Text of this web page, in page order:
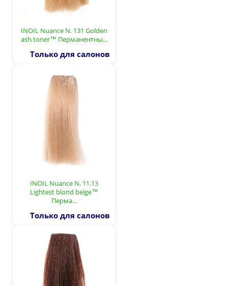
INOIL Nuance N. 131 Golden
ash toner™ Перманентны…
Только для салонов
INOIL Nuance N. 11.13
Lightest blond beige™
Перма…
Только для салонов